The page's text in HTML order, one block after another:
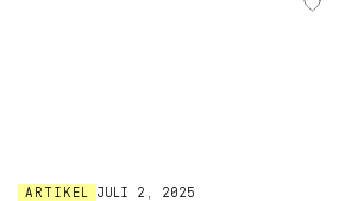
ARTIKEL JULI 2, 2025